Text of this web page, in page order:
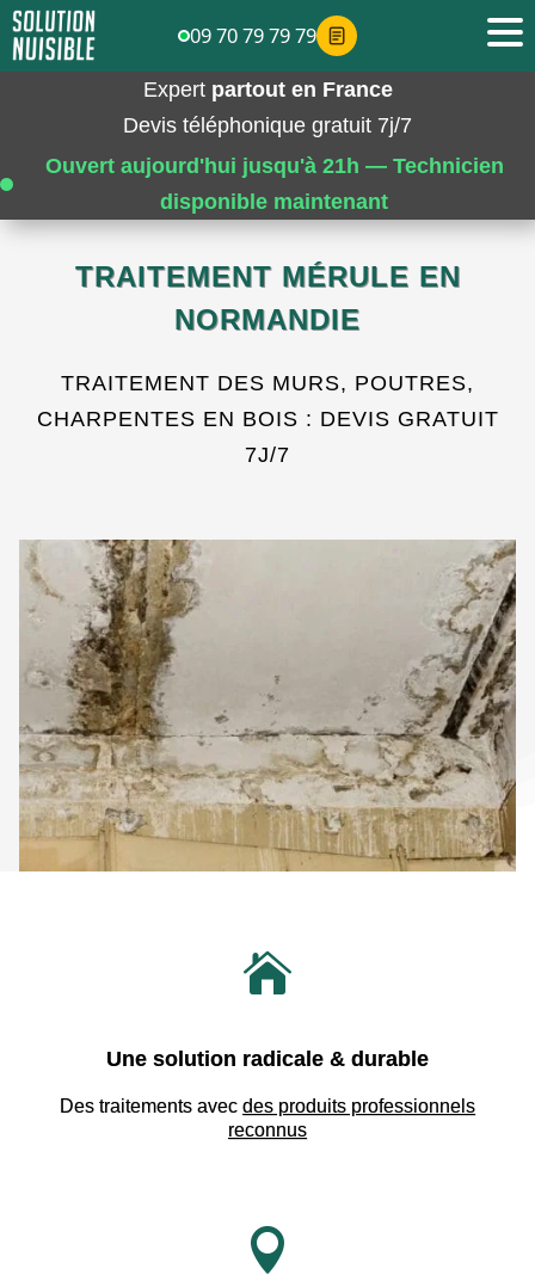
Expert partout en France
Devis téléphonique gratuit 7j/7
Ouvert aujourd'hui jusqu'à 21h — Technicien
disponible maintenant
TRAITEMENT MÉRULE EN
NORMANDIE
TRAITEMENT DES MURS, POUTRES,
CHARPENTES EN BOIS : DEVIS GRATUIT
7J/7

Une solution radicale & durable
Des traitements avec des produits professionnels
reconnus

09 70 79 79 79